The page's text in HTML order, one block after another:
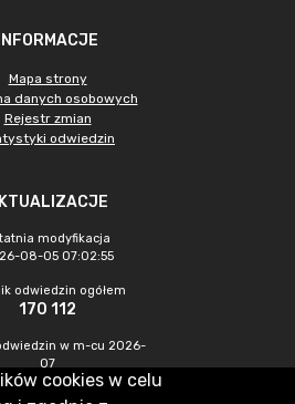
INFORMACJE
Mapa strony
danych osobowych
Rejestr zmian
odwiedzin
modyfikacja
08-05 07:02:55
odwiedzin ogółem
170 112
w m-cu 2026-
07
340
cookies w celu